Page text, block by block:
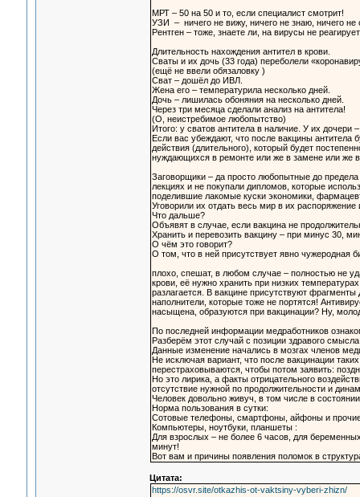
МРТ – 50 на 50 и то, если специалист смотрит!
УЗИ – ничего не вижу, ничего не знаю, ничего не
Рентген – тоже, знаете ли, на вирусы не
Длительность нахождения антител в крови.
Сваты и их дочь (33 года) переболели
(ещё не ввели обязаловку )
Сват – дошёл до ИВЛ.
Жена его – температурила несколько дней.
Дочь – лишилась обоняния на несколько дней.
Через три месяца сделали анализ на антитела!
(О, неистребимое любопытство)
Итого: у сватов антитела в наличие. У их
Если вас убеждают, что после вакцины антитела
действия (длительного), который будет
нуждающихся в ремонте или же в замене или же
Заговорщики – да просто любопытные до
лекциях и не покупали дипломов, которые
поделившие лакомые куски экономики,
Уговорили их отдать весь мир в их распоряжение
Что дальше?
Объявят в случае, если вакцина не
Хранить и перевозить вакцину – при минус 30,
О чём это говорит?
О том, что в ней присутствует явно чужеродная
плохо, спешат, в любом случае – полностью не
крови, её нужно хранить при низких
разлагается. В вакцине присутствуют
наполнители, которые тоже не портятся!
насыщена, образуются при вакцинации? Ну,
По последней информации медработников
Разберём этот случай с позиции здравого
Данные изменение начались в мозгах членов
Не исключая вариант, что после вакцинации
перестраховываются, чтобы потом заявить:
Но это лирика, а факты отрицательного
отсутствие нужной по продолжительности и
Человек довольно живуч, в том числе в
Норма пользования в сутки:
Сотовые телефоны, смартфоны, айфоны и
Компьютеры, ноутбуки, планшеты :
Для взрослых – не более 6 часов, для
минут!
Вот вам и причины появления поломок в
Цитата:
https://osvr.site/otkazhis-ot-vaktsiny-vyberi-zhizn/